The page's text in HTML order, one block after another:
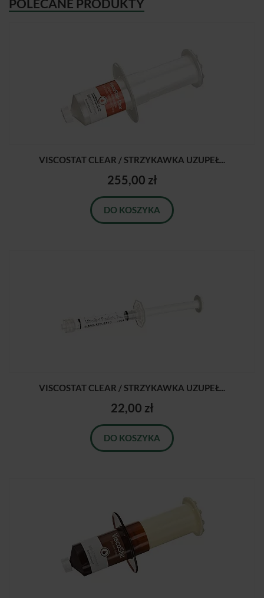
POLECANE PRODUKTY
VISCOSTAT CLEAR / STRZYKAWKA UZUPEŁ...
255,00 zł
DO KOSZYKA
VISCOSTAT CLEAR / STRZYKAWKA UZUPEŁ...
22,00 zł
DO KOSZYKA